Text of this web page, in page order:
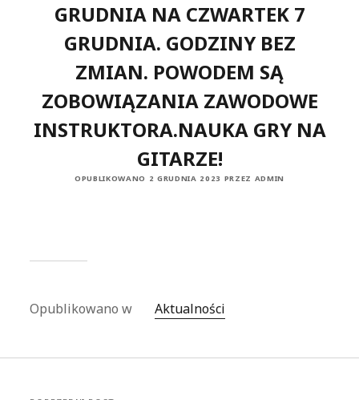
GRUDNIA NA CZWARTEK 7
GRUDNIA. GODZINY BEZ
ZMIAN. POWODEM SĄ
ZOBOWIĄZANIA ZAWODOWE
INSTRUKTORA.NAUKA GRY NA
GITARZE!
OPUBLIKOWANO 2 GRUDNIA 2023 PRZEZ ADMIN
Opublikowano w Aktualności